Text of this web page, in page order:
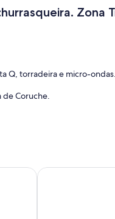
Zona
Q, torradeira e micro-ondas.
de Coruche.
com jardim e área
Casa de Férias